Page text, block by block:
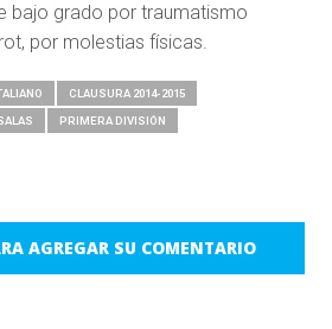
bajo grado por traumatismo
por molestias físicas.
CLAUSURA 2014-2015
PRIMERA DIVISIÓN
AGREGAR SU COMENTARIO